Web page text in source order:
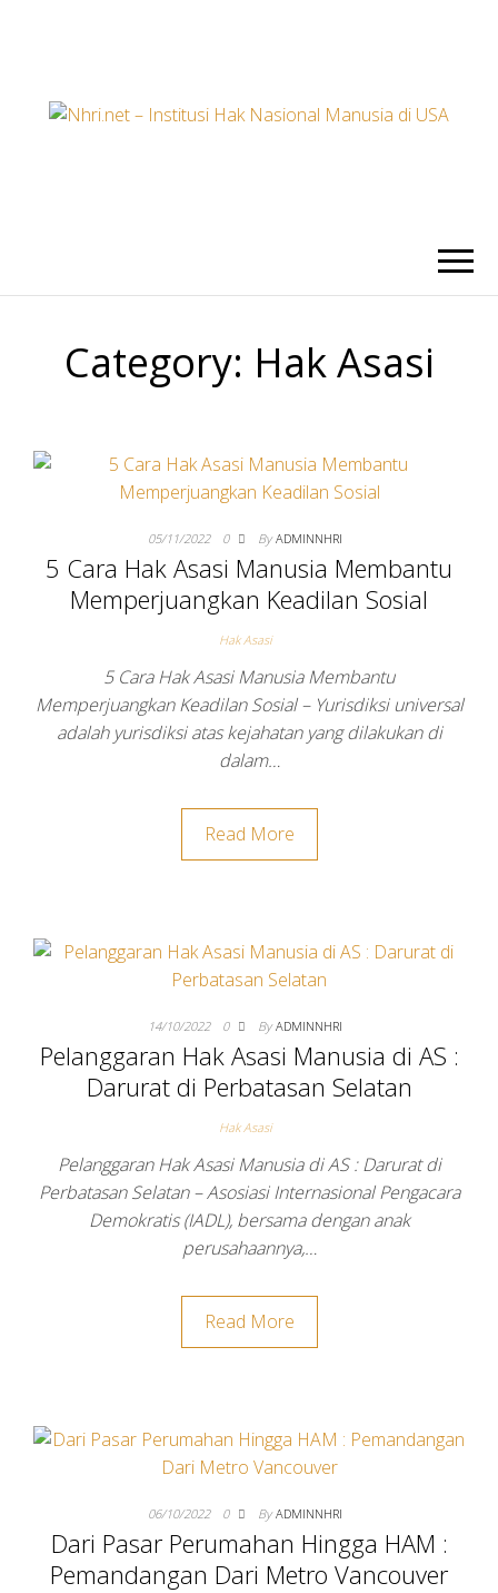
HAK
NASIONAL
MANUSIA DI
USA
Category: Hak Asasi
05/11/2022 0 By ADMINNHRI
5 Cara Hak Asasi Manusia Membantu
Memperjuangkan Keadilan Sosial
Hak Asasi
5 Cara Hak Asasi Manusia Membantu
Memperjuangkan Keadilan Sosial – Yurisdiksi universal
adalah yurisdiksi atas kejahatan yang dilakukan di
dalam…
Read More
14/10/2022 0 By ADMINNHRI
Pelanggaran Hak Asasi Manusia di AS :
Darurat di Perbatasan Selatan
Hak Asasi
Pelanggaran Hak Asasi Manusia di AS : Darurat di
Perbatasan Selatan – Asosiasi Internasional Pengacara
Demokratis (IADL), bersama dengan anak
perusahaannya,…
Read More
06/10/2022 0 By ADMINNHRI
Dari Pasar Perumahan Hingga HAM :
Pemandangan Dari Metro Vancouver